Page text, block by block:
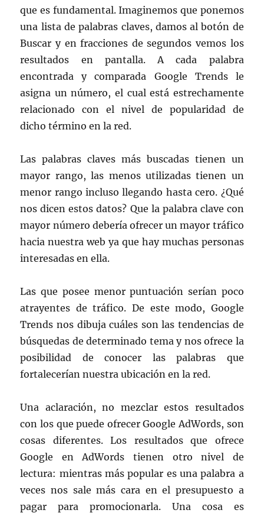
que es fundamental. Imaginemos que ponemos
una lista de palabras claves, damos al botón de
Buscar y en fracciones de segundos vemos los
resultados en pantalla. A cada palabra
encontrada y comparada Google Trends le
asigna un número, el cual está estrechamente
relacionado con el nivel de popularidad de
dicho término en la red.
Las palabras claves más buscadas tienen un
mayor rango, las menos utilizadas tienen un
menor rango incluso llegando hasta cero. ¿Qué
nos dicen estos datos? Que la palabra clave con
mayor número debería ofrecer un mayor tráfico
hacia nuestra web ya que hay muchas personas
interesadas en ella.
Las que posee menor puntuación serían poco
atrayentes de tráfico. De este modo, Google
Trends nos dibuja cuáles son las tendencias de
búsquedas de determinado tema y nos ofrece la
posibilidad de conocer las palabras que
fortalecerían nuestra ubicación en la red.
Una aclaración, no mezclar estos resultados
con los que puede ofrecer Google AdWords, son
cosas diferentes. Los resultados que ofrece
Google en AdWords tienen otro nivel de
lectura: mientras más popular es una palabra a
veces nos sale más cara en el presupuesto a
pagar para promocionarla. Una cosa es